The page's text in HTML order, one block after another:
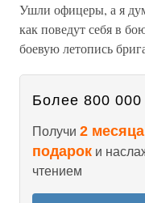
Ушли офицеры, а я
как поведут себя в
боевую летопись
Более 800 000
Получи 2
подарок и
чтением